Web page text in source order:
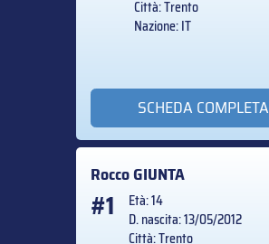
Città: Trento
Nazione: IT
SCHEDA COMPLETA
RoccoGIUNTA
#1
Età: 14
D. nascita: 13/05/2012
Città: Trento